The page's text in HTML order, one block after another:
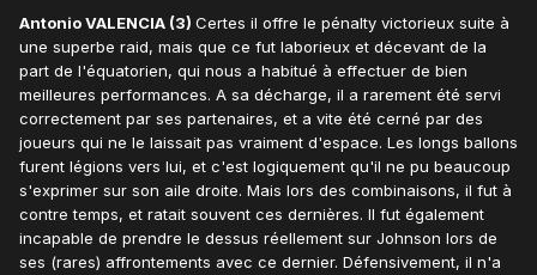
Antonio VALENCIA (3) Certes il offre le pénalty victorieux suite à
une superbe raid, mais que ce fut laborieux et décevant de la
part de l'équatorien, qui nous a habitué à effectuer de bien
meilleures performances. A sa décharge, il a rarement été servi
correctement par ses partenaires, et a vite été cerné par des
joueurs qui ne le laissait pas vraiment d'espace. Les longs ballons
furent légions vers lui, et c'est logiquement qu'il ne pu beaucoup
s'exprimer sur son aile droite. Mais lors des combinaisons, il fut à
contre temps, et ratait souvent ces dernières. Il fut également
incapable de prendre le dessus réellement sur Johnson lors de
ses (rares) affrontements avec ce dernier. Défensivement, il n'a